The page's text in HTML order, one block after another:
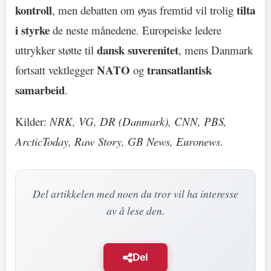
kontroll, men debatten om øyas fremtid vil trolig tilta
i styrke de neste månedene. Europeiske ledere
uttrykker støtte til dansk suverenitet, mens Danmark
fortsatt vektleggerNATO og transatlantisk
samarbeid.
Kilder: NRK, VG, DR (Danmark), CNN, PBS,
ArcticToday, Raw Story, GB News, Euronews.
Del artikkelen med noen du tror vil ha interesse
av å lese den.
Del